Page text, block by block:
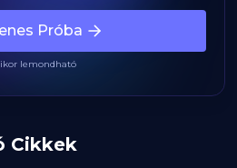
Próba
lemondható
Cikkek